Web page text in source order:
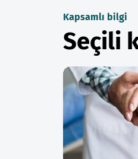
Kapsamlı bilgi
Seçili